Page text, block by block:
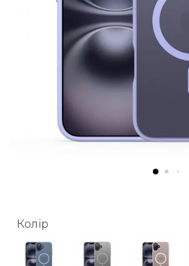
Колір